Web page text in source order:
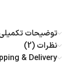
توضیحات
نظرات (2)
& Delivery